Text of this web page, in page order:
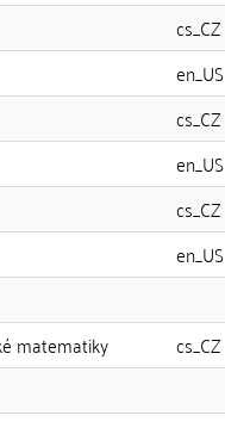
cs_CZ
en_US
cs_CZ
en_US
cs_CZ
en_US
matematiky
cs_CZ